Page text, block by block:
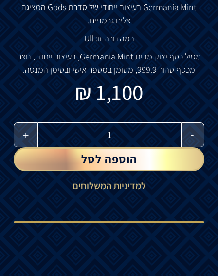
Germania Mint בעיצוב ייחודי של סדרת
המציגה
אלים גרמניים.
במהדורה זו: Ull
מטילכסף יצוק מביתGermania Mint, בעיצוב ייחודי, נוצר
מכסף טהור מסומן במספר אישי ובסימן המנטה.
1,100
₪
-
+
הוספה לסל
למדיניות המשלוחים